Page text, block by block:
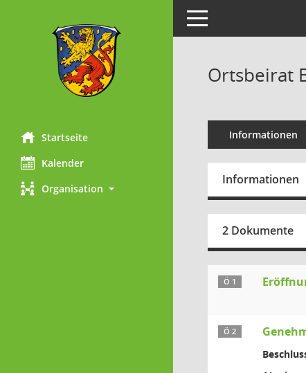
Startseite
Kalender
Organisation
Toggle navigation
Ortsbeirat
Informationen
Informationen
2 Dokumente
Ö 1
Ö 2